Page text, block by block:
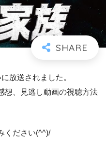
放送されました。
想、見逃し動画の視聴方法
ください(^^)/